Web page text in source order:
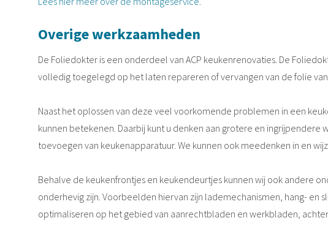
Overige werkzaamheden
De Foliedokter is een onderdeel van ACP keukenrenovaties. De
volledig toegelegd op het laten repareren of vervangen van de folie
Naast het oplossen van deze veel voorkomende problemen in een
kunnen betekenen. Daarbij kunt u denken aan grotere en ingrijpendere
toevoegen van keukenapparatuur. We kunnen ook meedenken in en
Behalve de keukenfrontjes en keukendeurtjes kunnen wij ook andere
onderhevig zijn. Voorbeelden hiervan zijn lademechanismen, hang- en
optimaliseren op het gebied van aanrechtbladen en werkbladen,